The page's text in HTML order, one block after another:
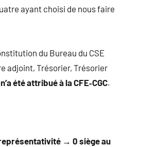
ayant choisi de nous faire
du Bureau du CSE
adjoint, Trésorier, Trésorier
été attribué à la CFE‑CGC.
→ 0 siège au